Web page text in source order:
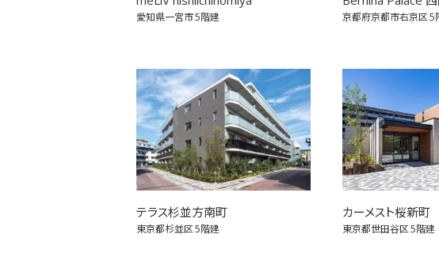
愛知県一宮市5階建 京都府京都市右京区5
テラス杉並方南町
東京都杉並区5階建
カーメスト桜新町
東京都世田谷区5階建